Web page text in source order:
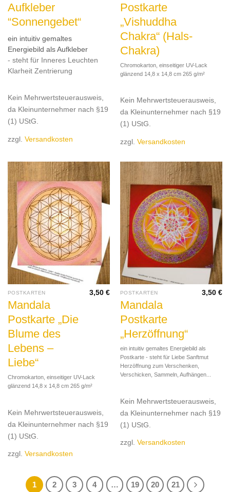
Aufkleber
“Sonnengebet“
ein intuitiv gemaltes
Energiebild als Aufkleber
- steht für Inneres Leuchten
Klarheit Zentrierung
Kein Mehrwertsteuerausweis,
da Kleinunternehmer nach §19
(1) UStG.
zzgl. Versandkosten
Postkarte
„Vishuddha
Chakra“ (Hals-
Chakra)
Chromokarton, einseitiger UV-Lack
glänzend 14,8 x 14,8 cm 265 g/m²
Kein Mehrwertsteuerausweis,
da Kleinunternehmer nach §19
(1) UStG.
zzgl. Versandkosten
POSTKARTEN
Mandala
Postkarte „Die
Blume des
Lebens –
Liebe“
3,50€
Chromokarton, einseitiger UV-Lack
glänzend 14,8 x 14,8 cm 265 g/m²
Kein Mehrwertsteuerausweis,
da Kleinunternehmer nach §19
(1) UStG.
zzgl. Versandkosten
POSTKARTEN
Mandala
Postkarte
„Herzöffnung“
3,50€
ein intuitiv gemaltes Energiebild als
Postkarte - steht für Liebe Sanftmut
Herzöffnung zum Verschenken,
Verschicken, Sammeln, Aufhängen...
Kein Mehrwertsteuerausweis,
da Kleinunternehmer nach §19
(1) UStG.
zzgl. Versandkosten
1 2 3 4 … 19 20 21